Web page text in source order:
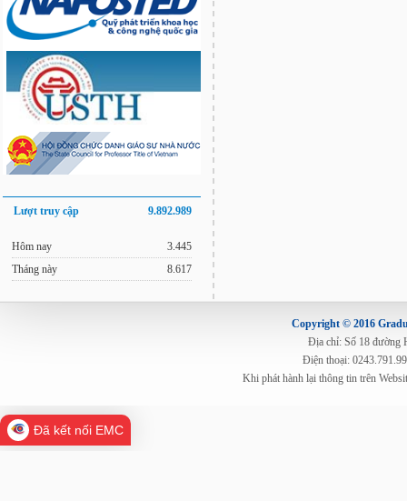
Lượt truy cập 9.892.989
Hôm nay
Tháng này
3.445
8.617
Copyright © 2016
Địa chỉ: Số 18 đường
Điện thoại:
Khi phát hành lại thông tin trên
Đã kết nối EMC